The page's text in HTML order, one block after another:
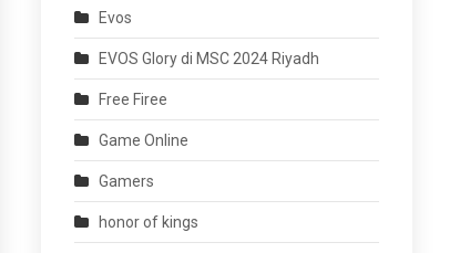
Evos
EVOS Glory di MSC 2024 Riyadh
Free Firee
Game Online
Gamers
honor of kings